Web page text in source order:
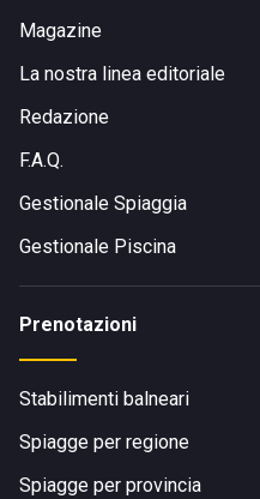
Magazine
La nostra linea editoriale
Redazione
F.A.Q.
Gestionale Spiaggia
Gestionale Piscina
Prenotazioni
Stabilimenti balneari
Spiagge per regione
Spiagge per provincia